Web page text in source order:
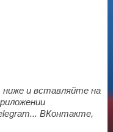
и вставляйте на
ВКонтакте,